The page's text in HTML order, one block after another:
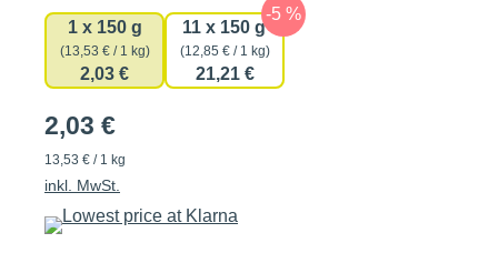
1 x 150 g
(13,53 € / 1 kg)
2,03 €
11 x 150 g
(12,85 € / 1 kg)
21,21 €
2,03 €
13,53 € / 1 kg
inkl. MwSt.